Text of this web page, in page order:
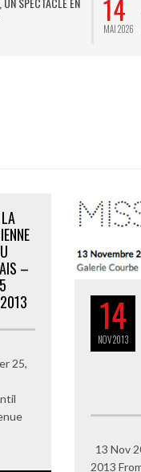
14
MAI 2026
–
25,
14
NOV2013
13 Nov
2013